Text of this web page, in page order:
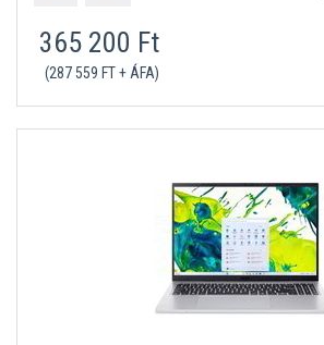
365 200 Ft
(287 559 FT + ÁFA)